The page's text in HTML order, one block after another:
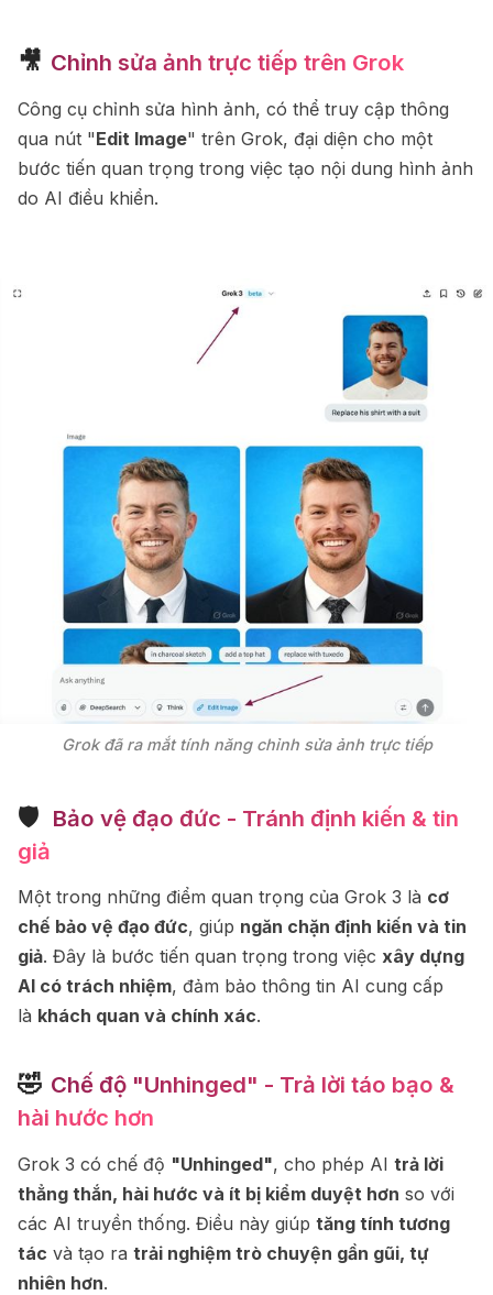
🎥 Chỉnh sửa ảnh trực tiếp trên Grok
Công cụ chỉnh sửa hình ảnh, có thể truy cập thông
qua nút "Edit Image" trên Grok, đại diện cho một
bước tiến quan trọng trong việc tạo nội dung hình ảnh
do AI điều khiển.
Grok đã ra mắt tính năng chỉnh sửa ảnh trực tiếp
🛡 ️ Bảo vệ đạo đức - Tránh định kiến & tin
giả
Một trong những điểm quan trọng của Grok 3 là cơ
chế bảo vệ đạo đức, giúp ngăn chặn định kiến và tin
giả. Đây là bước tiến quan trọng trong việc xây dựng
AI có trách nhiệm, đảm bảo thông tin AI cung cấp
là khách quan và chính xác.
🤣 Chế độ "Unhinged" - Trả lời táo bạo &
hài hước hơn
Grok 3 có chế độ "Unhinged", cho phép AI trả lời
thẳng thắn, hài hước và ít bị kiểm duyệt hơn so với
các AI truyền thống. Điều này giúp tăng tính tương
tác và tạo ra trải nghiệm trò chuyện gần gũi, tự
nhiên hơn.